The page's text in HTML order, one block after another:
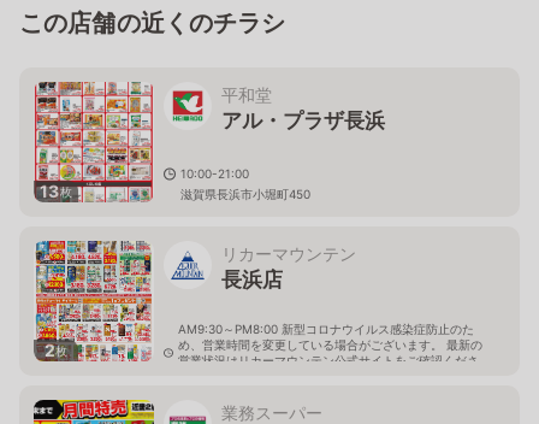
この店舗の近くのチラシ
13枚
平和堂
アル・プラザ長浜
10:00-21:00
滋賀県長浜市小堀町450
2枚
リカーマウンテン
長浜店
AM9:30～PM8:00 新型コロナウイルス感染症防止のた
め、営業時間を変更している場合がございます。 最新の
営業状況はリカーマウンテン公式サイトをご確認くださ
業務スーパー